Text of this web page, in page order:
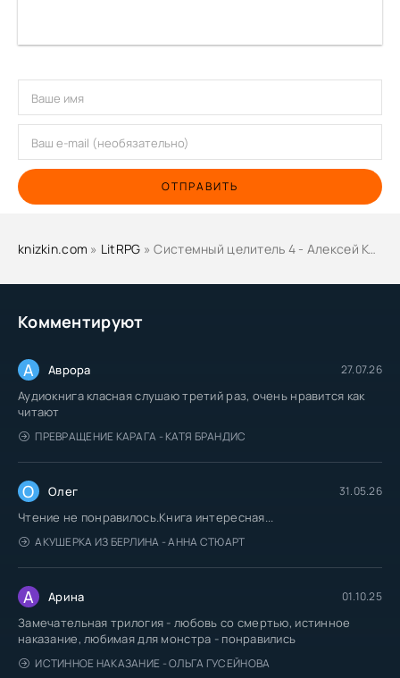
Комментируют
А Аврора 27.07.26
Аудиокнига класная слушаю третий раз, очень нравится как
читают
ПРЕВРАЩЕНИЕ КАРАГА - КАТЯ БРАНДИС
О Олег 31.05.26
Чтение не понравилось.Книга интересная...
АКУШЕРКА ИЗ БЕРЛИНА - АННА СТЮАРТ
А Арина 01.10.25
Замечательная трилогия - любовь со смертью, истинное
наказание, любимая для монстра - понравились
ИСТИННОЕ НАКАЗАНИЕ - ОЛЬГА ГУСЕЙНОВА
ОТПРАВИТЬ
knizkin.com » LitRPG » Системный целитель 4 - Алексей Ковтунов